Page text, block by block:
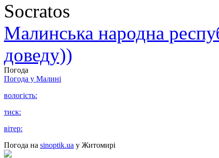
Socratos
Малинська народна
доведу))
Погода
Погода у Малині
вологість:
тиск:
вітер:
Погода на sinoptik.ua у Житомирі